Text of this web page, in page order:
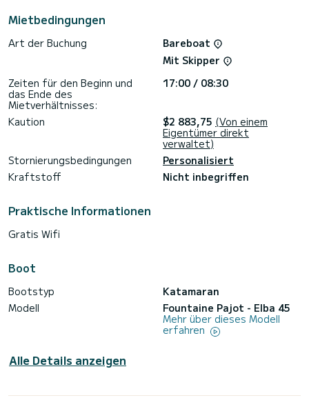
Dieses Boot ist mit einem Lattengroßsegel und einer
Ausstattung: Elektrische Winde, Plancha, Klimaanlage,
Geschirrspüler, Außenbordmotor, Deckdusche, Autopilot,
Zögern Sie nicht, uns für ein Angebot zu kontaktieren, ein
Mietbedingungen
Art der Buchung
Bareboat
Mit Skipper
Zeiten für den Beginn und
das Ende des
Mietverhältnisses:
17:00 / 08:30
Kaution $2 883,75 (Von einem
Eigentümer direkt
verwaltet)
Stornierungsbedingungen
Personalisiert
Kraftstoff
Nicht inbegriffen
Praktische Informationen
Gratis Wifi
Boot
Bootstyp
Katamaran
Modell
Fountaine Pajot - Elba 45
Mehr über dieses Modell
erfahren
Alle Details anzeigen